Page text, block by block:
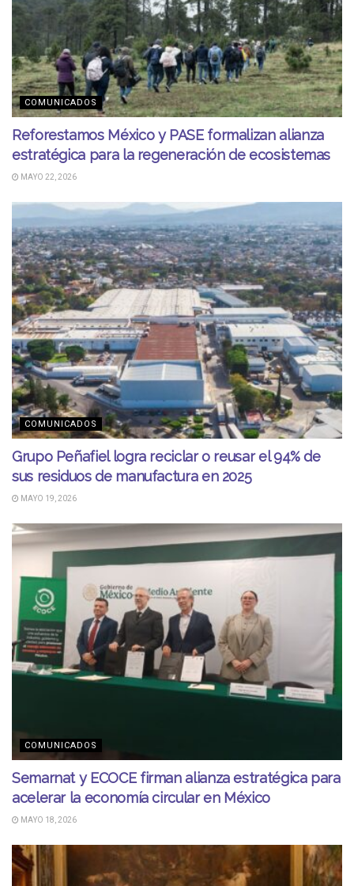
COMUNICADOS
Reforestamos México y PASE formalizan alianza
estratégica para la regeneración de ecosistemas
MAYO 22, 2026
COMUNICADOS
Grupo Peñafiel logra reciclar o reusar el 94% de
sus residuos de manufactura en 2025
MAYO 19, 2026
COMUNICADOS
Semarnat y ECOCE firman alianza estratégica para
acelerar la economía circular en México
MAYO 18, 2026